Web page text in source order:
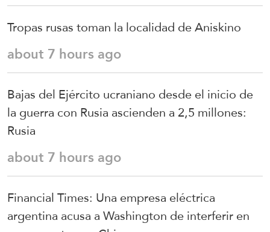
Tropas rusas toman la localidad de Aniskino
about 7 hours ago
Bajas del Ejército ucraniano desde el inicio de
la guerra con Rusia ascienden a 2,5 millones:
Rusia
about 7 hours ago
Financial Times: Una empresa eléctrica
argentina acusa a Washington de interferir en